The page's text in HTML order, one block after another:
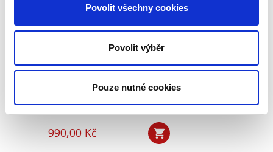
Povolit všechny cookies
Povolit výběr
Pouze nutné cookies
posluchače
fakult. 7. vydání
7. VYDÁNÍ
Martin Janků,a kol.
990,00 Kč